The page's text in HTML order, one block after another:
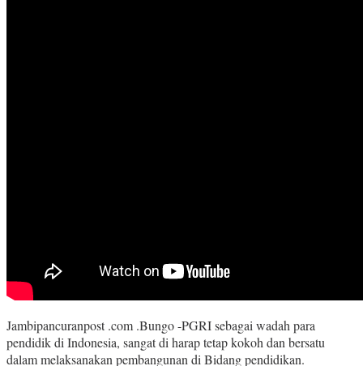
Jambipancuranpost .com .Bungo -PGRI sebagai wadah para
pendidik di Indonesia, sangat di harap tetap kokoh dan bersatu
dalam melaksanakan pembangunan di Bidang pendidikan.